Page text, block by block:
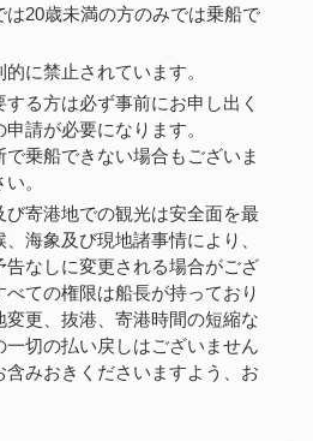
は20歳未満の方のみでは乗船で
に禁止されています。
る方は必ず事前にお申し出く
請が必要になります。
乗船できない場合もございま
。
び寄港地での観光は安全面を最
海象及び現地諸事情により、
告なしに変更される場合がござ
ての権限は船長が持っており
変更、抜港、寄港時間の短縮な
一切の払い戻しはございません
みおきくださいますよう、お